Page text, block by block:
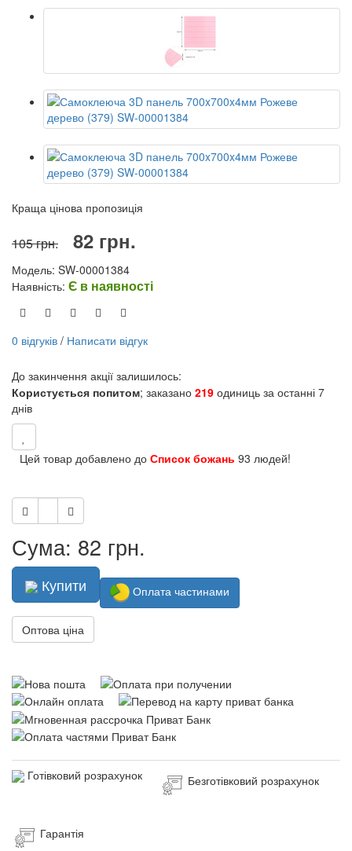
Краща цінова пропозиція
105 грн. 82 грн.
Модель: SW-00001384
Наявність: Є в наявності
0 відгуків / Написати відгук
До закинчення акції залишилось:
Користується попитом; заказано 219 одиниць за останні 7
днів
Цей товар добавлено до Список божань 93 людей!
Сума: 82 грн.
Купити Оплата частинами
Оптова ціна
Готівковий розрахунок Безготівковий розрахунок
Гарантія